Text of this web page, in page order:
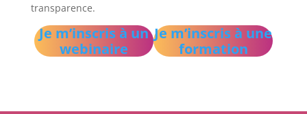
transparence.
Je m’inscris à un
webinaire
Je m’inscris à une
formation